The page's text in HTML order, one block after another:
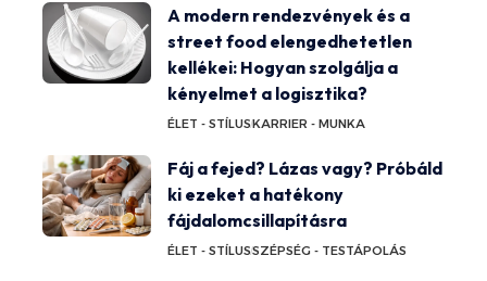
A modern rendezvények és a
street food elengedhetetlen
kellékei: Hogyan szolgálja a
kényelmet a logisztika?
ÉLET - STÍLUSKARRIER - MUNKA
Fáj a fejed? Lázas vagy? Próbáld
ki ezeket a hatékony
fájdalomcsillapításra
ÉLET - STÍLUSSZÉPSÉG - TESTÁPOLÁS